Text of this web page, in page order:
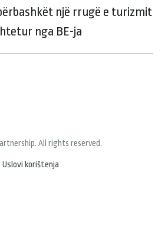
një rrugë e turizmit
nga BE-ja
All rights reserved.
Uslovi korištenja